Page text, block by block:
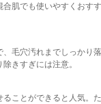
肌でも使いやすくおす
毛穴汚れまでしっかり
きすぎには注意。
ことができると人気。